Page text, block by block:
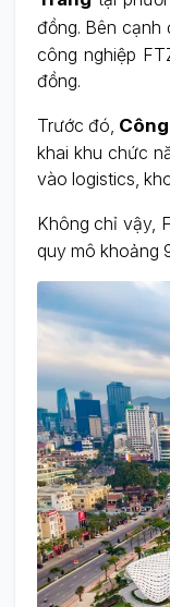
đồng. Bên cạnh
công nghiệp
đồng.
Trước đó,
khai khu chức
vào logistics,
Không chỉ vậy,
quy mô khoảng